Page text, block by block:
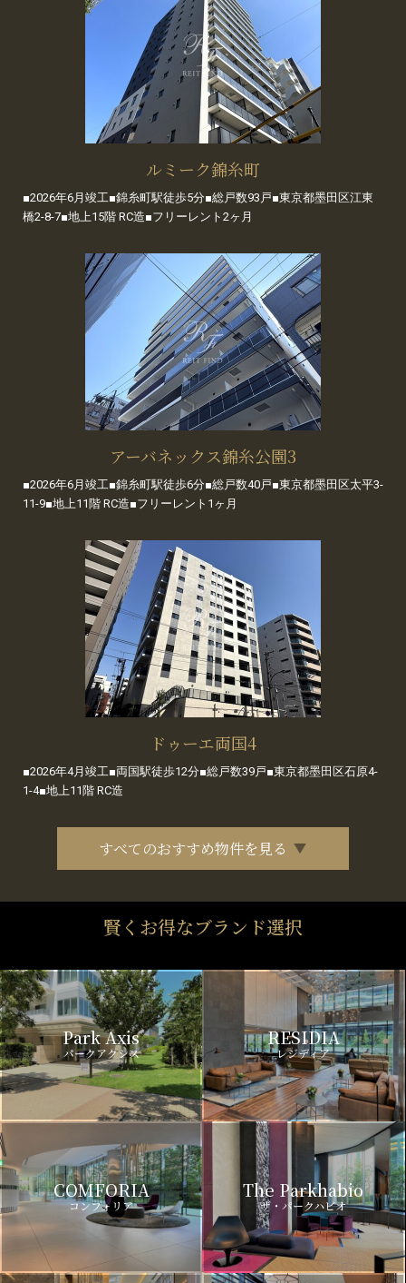
ルミーク錦糸町
■2026年6月竣工■錦糸町駅徒歩5分■総戸数93戸■東京都墨田区江東
橋2-8-7■地上15階 RC造■フリーレント2ヶ月
アーバネックス錦糸公園3
■2026年6月竣工■錦糸町駅徒歩6分■総戸数40戸■東京都墨田区太平3-
11-9■地上11階 RC造■フリーレント1ヶ月
ドゥーエ両国4
■2026年4月竣工■両国駅徒歩12分■総戸数39戸■東京都墨田区石原4-
1-4■地上11階 RC造
すべてのおすすめ物件を見る
賢くお得なブランド選択
Park Axis
パークアクシス
RESIDIA
レジディア
COMFORIA
コンフォリア
The Parkhabio
ザ・パークハビオ